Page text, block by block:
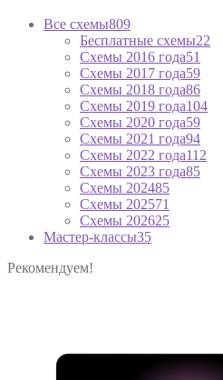
Все схемы809
Бесплатные схемы22
Схемы 2016 года51
Схемы 2017 года59
Схемы 2018 года86
Схемы 2019 года104
Схемы 2020 года59
Схемы 2021 года94
Схемы 2022 года112
Схемы 2023 года85
Схемы 202485
Схемы 202571
Схемы 202625
Мастер-классы35
Рекомендуем!